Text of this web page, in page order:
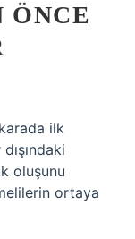
ÖNCE
ilk
oluşunu
ortaya